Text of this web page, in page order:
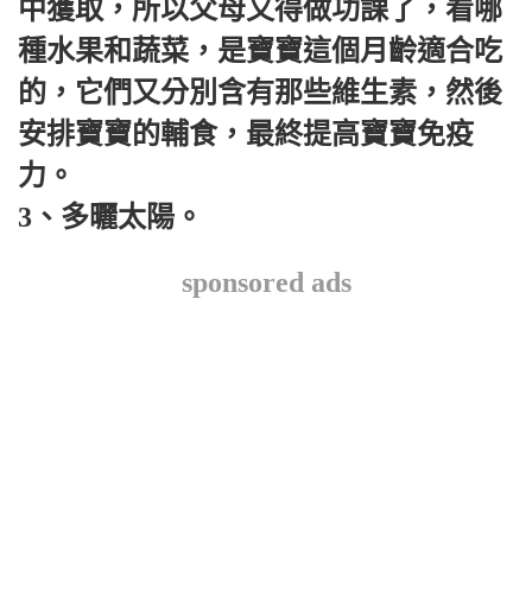
中獲取，所以父母又得做功課了，看哪
種水果和蔬菜，是寶寶這個月齡適合吃
的，它們又分別含有那些維生素，然後
安排寶寶的輔食，最終提高寶寶免疫
力。
3、多曬太陽。
sponsored ads